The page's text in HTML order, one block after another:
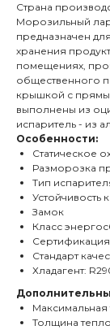
Страна
Морозильный
предназначен
хранения
помещениях,
общественного
крышкой с
выполнены из
испаритель - из
Особенности:
Статическое
Разморозка
Тип
Устойчивость
Замок
Класс
Стандарт
Хладагент:
Толщина